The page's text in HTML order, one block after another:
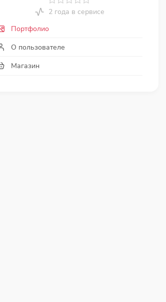
2 года в сервисе
Портфолио
О пользователе
Магазин